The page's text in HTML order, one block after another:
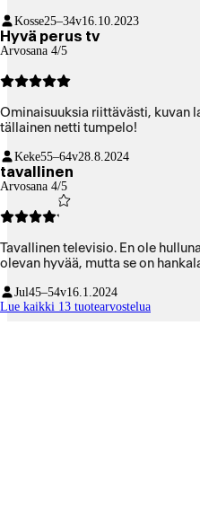
virtansa aurinkopaneelista tai
pattereille. Kaiken kaikkiaan
hintaluokassa kaikki muut 100-0
käytettävyys.
Kosse25–34v16.10.2023
Hyvä perus tv
Arvosana 4/5
Ominaisuuksia riittävästi, kuvan
tällainen netti tumpelo!
Keke55–64v28.8.2024
tavallinen
Arvosana 4/5
Tavallinen televisio. En ole
olevan hyvää, mutta se on
Jul45–54v16.1.2024
Lue kaikki 13 tuotearvostelua